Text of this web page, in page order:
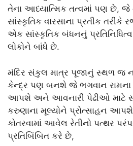
તેના આધ્યાત્મિક તત્વમાં પણ છે,
સાંસ્કૃતિક વારસાના પ્રતીક તરીકે
એક સાંસ્કૃતિક બંધનનું
લોકોને બાંધે છે.
મંદિર સંકુલ માત્ર પૂજાનું સ્થળ જ
કેન્દ્ર પણ બનશે જે ભગવાન રામના
આપશે અને આવનારી પેઢીઓ માટે
કરુણાના મૂલ્યોને પ્રોત્સાહન
કોતરવામાં આવેલ રેતીનો પત્થર
પ્રતિબિંબિત કરે છે,